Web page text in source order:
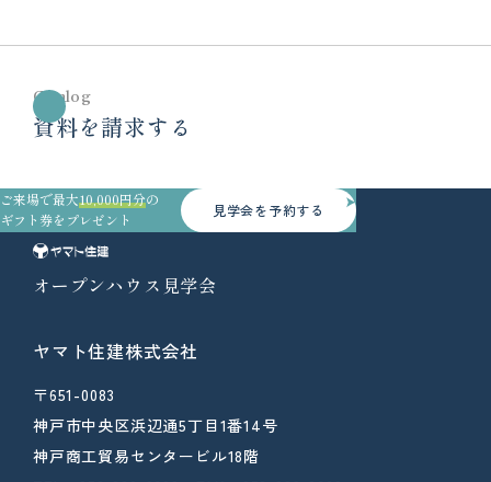
Catalog
資料を請求する
ご来場で最大10,000円分の
ギフト券をプレゼント
見学会を予約する
オープンハウス見学会
ヤマト住建株式会社
〒651-0083
神戸市中央区浜辺通5丁目1番14号
神戸商工貿易センタービル18階